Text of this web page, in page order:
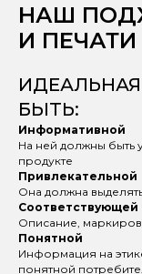
НАШ
И ПЕЧАТИ
БЫТЬ:
Информативной
На ней должны быть
продукте
Привлекательной
Она должна
Соответствующей
Описание,
Понятной
Информация на
понятной